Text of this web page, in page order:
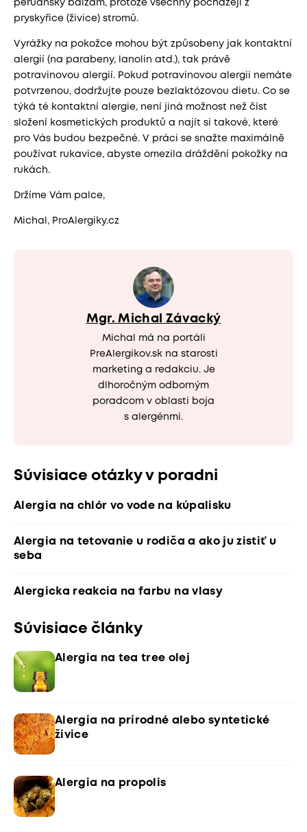
peruánský balzám, protože všechny pocházejí z
pryskyřice (živice) stromů.
Vyrážky na pokožce mohou být způsobeny jak kontaktní
alergií (na parabeny, lanolin atd.), tak právě
potravinovou alergií. Pokud potravinovou alergii nemáte
potvrzenou, dodržujte pouze bezlaktózovou dietu. Co se
týká té kontaktní alergie, není jiná možnost než číst
složení kosmetických produktů a najít si takové, které
pro Vás budou bezpečné. V práci se snažte maximálně
používat rukavice, abyste omezila dráždění pokožky na
rukách.
Držíme Vám palce,
Michal, ProAlergiky.cz
Mgr. Michal Závacký
Michal má na portáli
PreAlergikov.sk na starosti
marketing a redakciu. Je
dlhoročným odborným
poradcom v oblasti boja
s alergénmi.
Súvisiace otázky v poradni
Alergia na chlór vo vode na kúpalisku
Alergia na tetovanie u rodiča a ako ju zistiť u
seba
Alergicka reakcia na farbu na vlasy
Súvisiace články
Alergia na tea tree olej
Alergia na prírodné alebo syntetické
živice
Alergia na propolis